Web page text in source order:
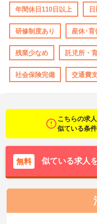
年間休日110日以上
研修制度あり 産休･育
残業少なめ 託児所・
社会保険完備 交通費
こちらの求
似ている条
無料 似ている求人